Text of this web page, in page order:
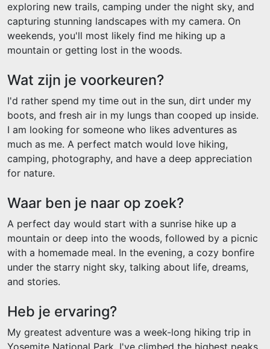
exploring new trails, camping under the night sky, and
capturing stunning landscapes with my camera. On
weekends, you'll most likely find me hiking up a
mountain or getting lost in the woods.
Wat zijn je voorkeuren?
I'd rather spend my time out in the sun, dirt under my
boots, and fresh air in my lungs than cooped up inside.
I am looking for someone who likes adventures as
much as me. A perfect match would love hiking,
camping, photography, and have a deep appreciation
for nature.
Waar ben je naar op zoek?
A perfect day would start with a sunrise hike up a
mountain or deep into the woods, followed by a picnic
with a homemade meal. In the evening, a cozy bonfire
under the starry night sky, talking about life, dreams,
and stories.
Heb je ervaring?
My greatest adventure was a week-long hiking trip in
Yosemite National Park. I've climbed the highest peaks,